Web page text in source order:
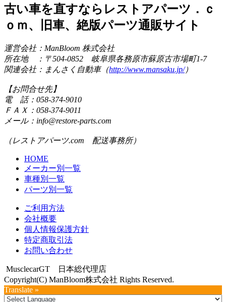
古い車を直すならレストアパーツ．ｃ
ｏｍ、旧車、絶版パーツ通販サイト
運営会社：ManBloom 株式会社
所在地 ：〒504-0852 岐阜県各務原市蘇原古市場町1-7
関連会社：まんさく自動車（http://www.mansaku.jp/）
【お問合せ先】
電 話：058-374-9010
ＦＡＸ：058-374-9011
メール：info@restore-parts.com
（レストアパーツ.com 配送事務所）
HOME
メーカー別一覧
車種別一覧
パーツ別一覧
ご利用方法
会社概要
個人情報保護方針
特定商取引法
お問い合わせ
MusclecarGT 日本総代理店
Copyright(C) ManBloom株式会社 Rights Reserved.
Translate »